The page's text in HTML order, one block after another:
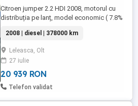
Citroen jumper 2.2 HDI 2008, motorul cu
distribuția pe lanț, model economic ( 7.8%
utilizata de 3 ani, iar anterior am folosit-o
la colectare ambalaj carton, greutate de
maxim 600 kg. Dotări: - geamuri electrice -
aer condiționat - închidere centralizata -
servo-directie - ...
2008 | diesel | 378000 km
Leleasca, Olt
27 iulie
20 939 RON
Telefon validat